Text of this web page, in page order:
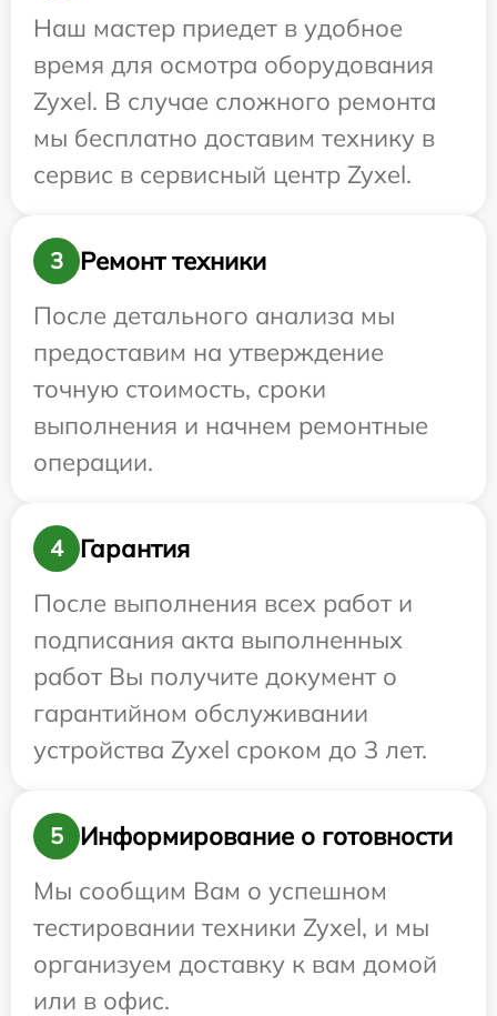
Наш мастер приедет в удобное
время для осмотра оборудования
Zyxel. В случае сложного ремонта
мы бесплатно доставим технику в
сервис в сервисный центр Zyxel.
3
Ремонт техники
После детального анализа мы
предоставим на утверждение
точную стоимость, сроки
выполнения и начнем ремонтные
операции.
4
Гарантия
После выполнения всех работ и
подписания акта выполненных
работ Вы получите документ о
гарантийном обслуживании
устройства Zyxel сроком до 3 лет.
5
Информирование о готовности
Мы сообщим Вам о успешном
тестировании техники Zyxel, и мы
организуем доставку к вам домой
или в офис.